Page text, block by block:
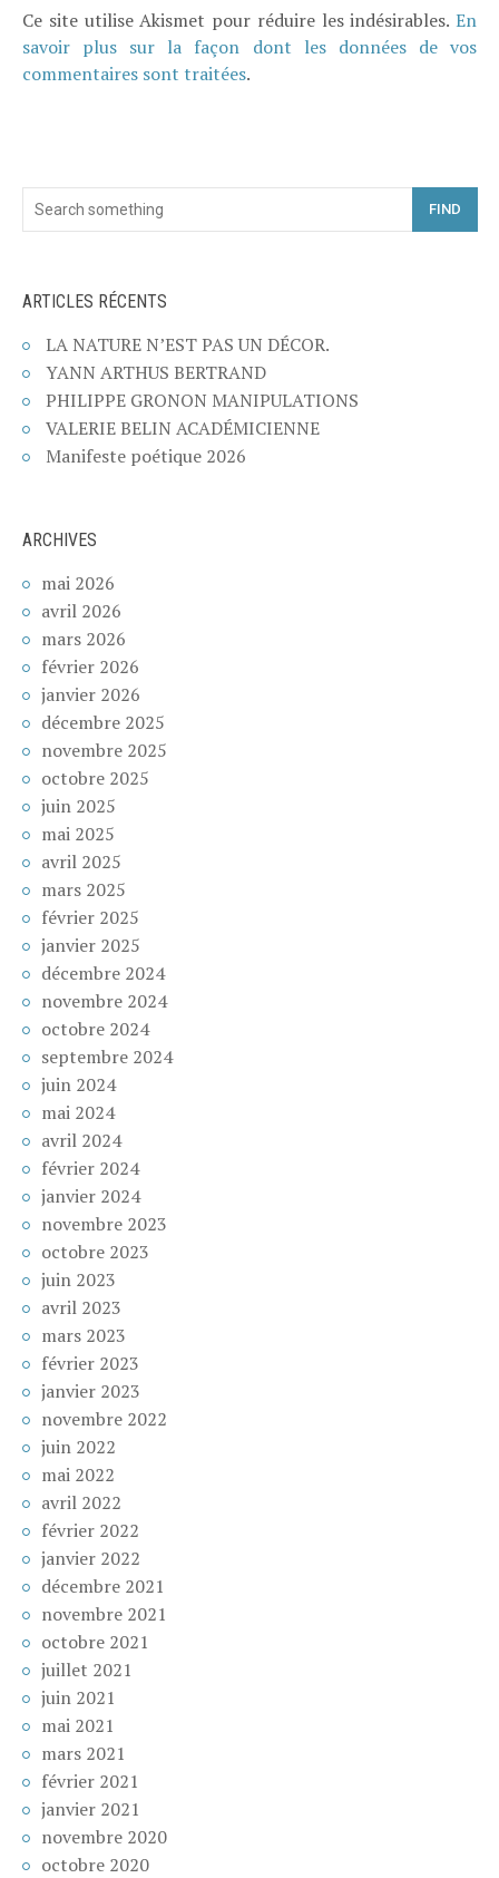
Ce site utilise Akismet pour réduire les indésirables. En
savoir plus sur la façon dont les données de vos
commentaires sont traitées.
FIND
ARTICLES RÉCENTS
LA NATURE N’EST PAS UN DÉCOR.
YANN ARTHUS BERTRAND
PHILIPPE GRONON MANIPULATIONS
VALERIE BELIN ACADÉMICIENNE
Manifeste poétique 2026
ARCHIVES
mai 2026
avril 2026
mars 2026
février 2026
janvier 2026
décembre 2025
novembre 2025
octobre 2025
juin 2025
mai 2025
avril 2025
mars 2025
février 2025
janvier 2025
décembre 2024
novembre 2024
octobre 2024
septembre 2024
juin 2024
mai 2024
avril 2024
février 2024
janvier 2024
novembre 2023
octobre 2023
juin 2023
avril 2023
mars 2023
février 2023
janvier 2023
novembre 2022
juin 2022
mai 2022
avril 2022
février 2022
janvier 2022
décembre 2021
novembre 2021
octobre 2021
juillet 2021
juin 2021
mai 2021
mars 2021
février 2021
janvier 2021
novembre 2020
octobre 2020